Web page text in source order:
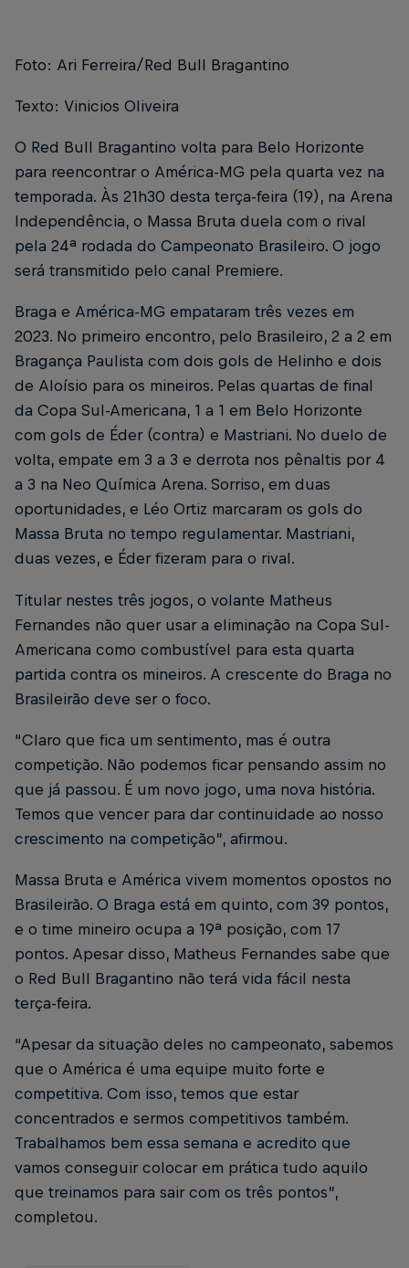
Foto: Ari Ferreira/Red Bull Bragantino
Texto: Vinicios Oliveira
O Red Bull Bragantino volta para Belo Horizonte
para reencontrar o América-MG pela quarta vez na
temporada. Às 21h30 desta terça-feira (19), na Arena
Independência, o Massa Bruta duela com o rival
pela 24ª rodada do Campeonato Brasileiro. O jogo
será transmitido pelo canal Premiere.
Braga e América-MG empataram três vezes em
2023. No primeiro encontro, pelo Brasileiro, 2 a 2 em
Bragança Paulista com dois gols de Helinho e dois
de Aloísio para os mineiros. Pelas quartas de final
da Copa Sul-Americana, 1 a 1 em Belo Horizonte
com gols de Éder (contra) e Mastriani. No duelo de
volta, empate em 3 a 3 e derrota nos pênaltis por 4
a 3 na Neo Química Arena. Sorriso, em duas
oportunidades, e Léo Ortiz marcaram os gols do
Massa Bruta no tempo regulamentar. Mastriani,
duas vezes, e Éder fizeram para o rival.
Titular nestes três jogos, o volante Matheus
Fernandes não quer usar a eliminação na Copa Sul-
Americana como combustível para esta quarta
partida contra os mineiros. A crescente do Braga no
Brasileirão deve ser o foco.
“Claro que fica um sentimento, mas é outra
competição. Não podemos ficar pensando assim no
que já passou. É um novo jogo, uma nova história.
Temos que vencer para dar continuidade ao nosso
crescimento na competição”, afirmou.
Massa Bruta e América vivem momentos opostos no
Brasileirão. O Braga está em quinto, com 39 pontos,
e o time mineiro ocupa a 19ª posição, com 17
pontos. Apesar disso, Matheus Fernandes sabe que
o Red Bull Bragantino não terá vida fácil nesta
terça-feira.
“Apesar da situação deles no campeonato, sabemos
que o América é uma equipe muito forte e
competitiva. Com isso, temos que estar
concentrados e sermos competitivos também.
Trabalhamos bem essa semana e acredito que
vamos conseguir colocar em prática tudo aquilo
que treinamos para sair com os três pontos”,
completou.